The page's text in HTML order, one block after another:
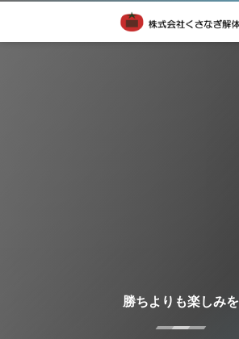
勝ちよりも楽しみを